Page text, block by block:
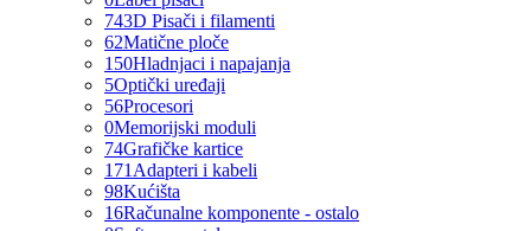
743D Pisači i filamenti
62Matične ploče
150Hladnjaci i napajanja
5Optički uređaji
56Procesori
0Memorijski moduli
74Grafičke kartice
171 Adapteri i kabeli
98Kućišta
16Računalne komponente - ostalo